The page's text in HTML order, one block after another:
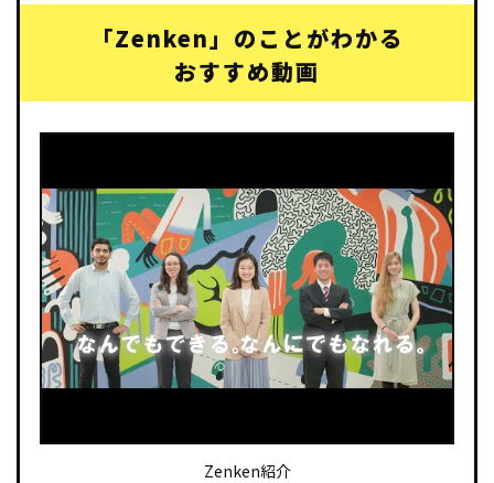
「Zenken」のことがわかる
おすすめ動画
Zenken紹介